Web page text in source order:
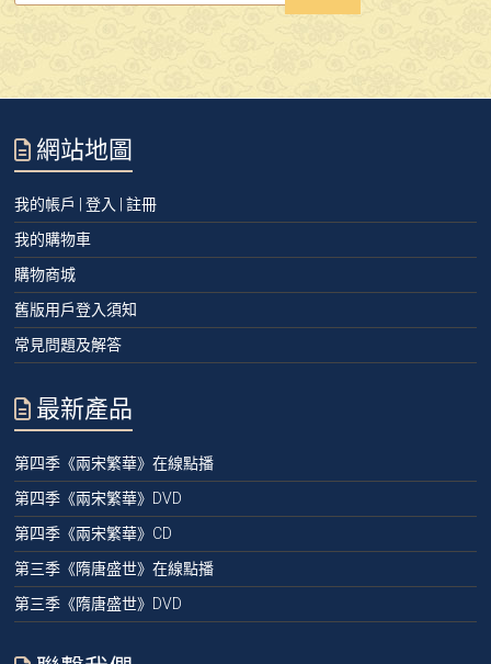
網站地圖
我的帳戶 | 登入 | 註冊
我的購物車
購物商城
舊版用戶登入須知
常見問題及解答
最新產品
第四季《兩宋繁華》在線點播
第四季《兩宋繁華》DVD
第四季《兩宋繁華》CD
第三季《隋唐盛世》在線點播
第三季《隋唐盛世》DVD